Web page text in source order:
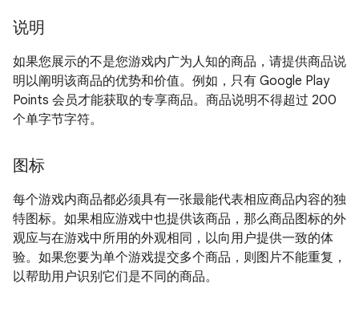
说明
如果您展示的不是您游戏内广为人知的商品，请提供商品说
明以阐明该商品的优势和价值。例如，只有 Google Play
Points 会员才能获取的专享商品。商品说明不得超过 200
个单字节字符。
图标
每个游戏内商品都必须具有一张最能代表相应商品内容的独
特图标。如果相应游戏中也提供该商品，那么商品图标的外
观应与在游戏中所用的外观相同，以向用户提供一致的体
验。如果您要为单个游戏提交多个商品，则图片不能重复，
以帮助用户识别它们是不同的商品。